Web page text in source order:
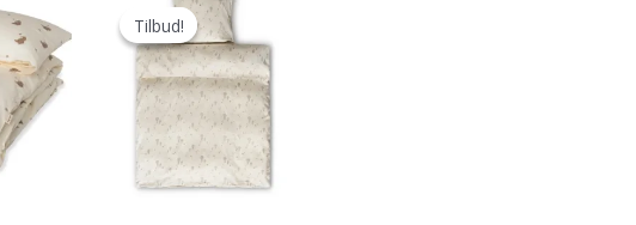
Tilbud!
Tilbud!